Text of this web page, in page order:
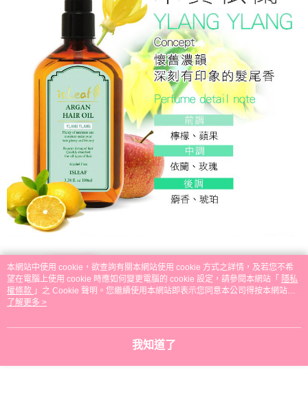
本網站中使用 cookie，欲查詢有關本網站使用 cookie 方式之詳情，及若您不希
望在電腦上使用 cookie 時應如何變更電腦的 cookie 設定，請參閱本網站「 隱私
權條款 」之 Cookie 聲明。您繼續使用本網站即表示您同意本公司得按本網站使
用條款之 Cookie 聲明使用 cookie。
了解更多 >
我知道了